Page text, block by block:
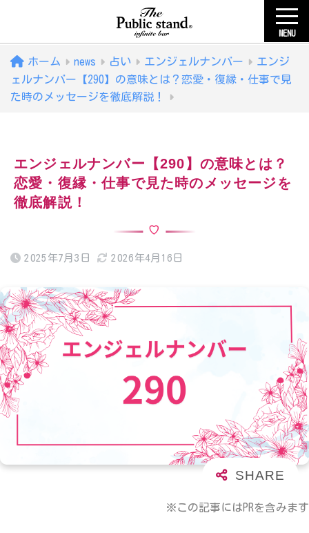
MENU
ホーム news 占い エンジェルナンバー
エンジ
ェルナンバー【290】の意味とは？恋愛・復縁・仕事で見
た時のメッセージを徹底解説！
エンジェルナンバー【290】の意味とは？
恋愛・復縁・仕事で見た時のメッセージを
徹底解説！
2025年7月3日 2026年4月16日
※この記事にはPRを含みます